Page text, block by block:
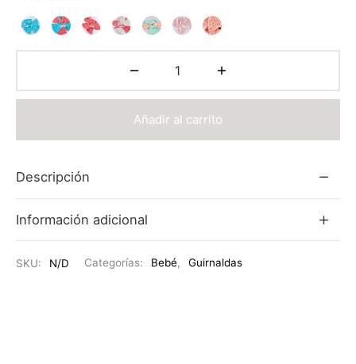
Añadir al carrito
Descripción
Información adicional
SKU: N/D Categorías: Bebé, Guirnaldas